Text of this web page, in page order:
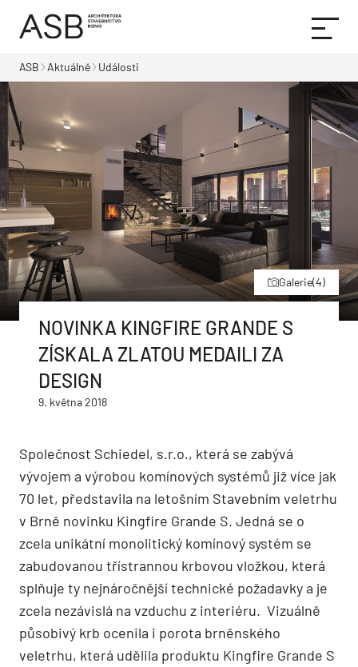
ASB Aktuálně Události
Galerie(4)
NOVINKA KINGFIRE GRANDE S
ZÍSKALA ZLATOU MEDAILI ZA
DESIGN
9. května 2018
Společnost Schiedel, s.r.o., která se zabývá
vývojem a výrobou komínových systémů již více jak
70 let, představila na letošním Stavebním veletrhu
v Brně novinku Kingfire Grande S. Jedná se o
zcela unikátní monolitický komínový systém se
zabudovanou třístrannou krbovou vložkou, která
splňuje ty nejnáročnější technické požadavky a je
zcela nezávislá na vzduchu z interiéru. Vizuálně
působivý krb ocenila i porota brněnského
veletrhu, která udělila produktu Kingfire Grande S